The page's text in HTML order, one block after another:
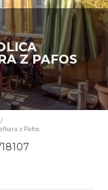
Z PAFOS
/
z Pafos